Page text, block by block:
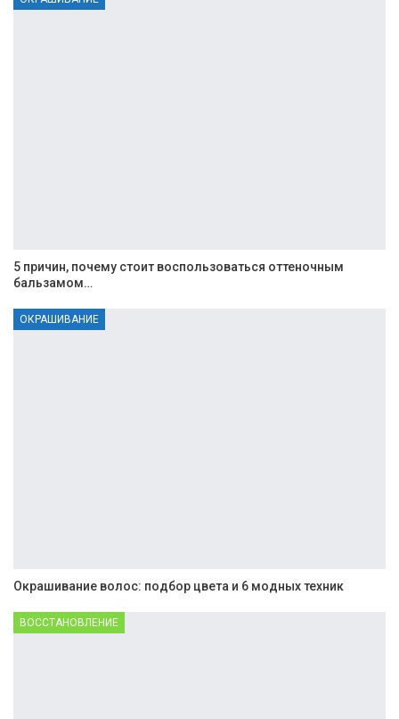
5 причин, почему стоит воспользоваться оттеночным
бальзамом…
ОКРАШИВАНИЕ
Окрашивание волос: подбор цвета и 6 модных техник
ВОССТАНОВЛЕНИЕ